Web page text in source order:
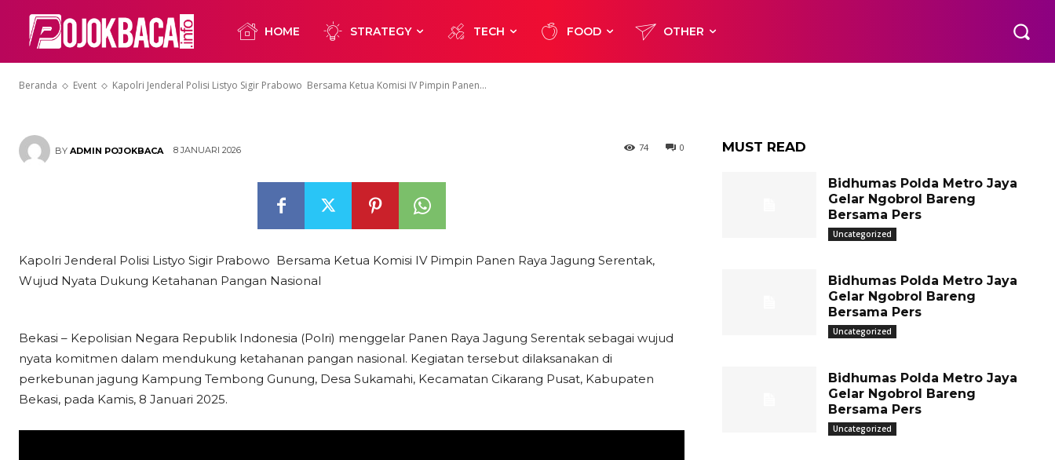
HOME STRATEGY TECH FOOD OTHER
Beranda Event Kapolri Jenderal Polisi Listyo Sigir Prabowo Bersama Ketua Komisi IV Pimpin Panen...
Ketahanan Pangan Nasional
BY ADMIN POJOKBACA 8 JANUARI 2026 0
74
Kapolri Jenderal Polisi Listyo Sigir Prabowo Bersama Ketua Komisi IV Pimpin Panen Raya Jagung Serentak,
Wujud Nyata Dukung Ketahanan Pangan Nasional
Bekasi – Kepolisian Negara Republik Indonesia (Polri) menggelar Panen Raya Jagung Serentak sebagai wujud
nyata komitmen dalam mendukung ketahanan pangan nasional. Kegiatan tersebut dilaksanakan di
perkebunan jagung Kampung Tembong Gunung, Desa Sukamahi, Kecamatan Cikarang Pusat, Kabupaten
Bekasi, pada Kamis, 8 Januari 2025.
MUST READ
Bidhumas Polda Metro Jaya
Gelar Ngobrol Bareng
Bersama Pers
Uncategorized
Bidhumas Polda Metro Jaya
Gelar Ngobrol Bareng
Bersama Pers
Uncategorized
Bidhumas Polda Metro Jaya
Gelar Ngobrol Bareng
Bersama Pers
Uncategorized